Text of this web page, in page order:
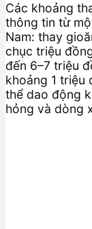
Các khoảng
thông tin từ
Nam: thay
chục triệu
đến 6–7 triệu
khoảng 1 triệu
thể dao động
hỏng và dòng